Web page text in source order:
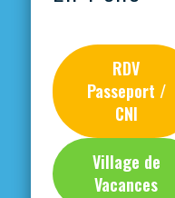
RDV
Passeport /
CNI
Village de
Vacances